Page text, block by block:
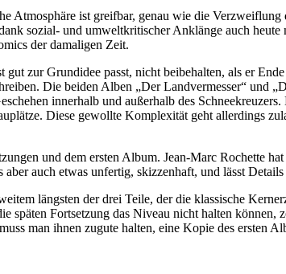
Atmosphäre ist greifbar, genau wie die
sozial- und umweltkritischer Anklänge auch
der damaligen Zeit.
zur Grundidee passt, nicht beibehalten, als er
Die beiden Alben „Der Landvermesser“ und
innerhalb und außerhalb des
Diese gewollte Komplexität geht allerdings
und dem ersten Album. Jean-Marc Rochette
auch etwas unfertig, skizzenhaft, und lässt
längsten der drei Teile, der die klassische
Fortsetzung das Niveau nicht halten können,
man ihnen zugute halten, eine Kopie des ersten